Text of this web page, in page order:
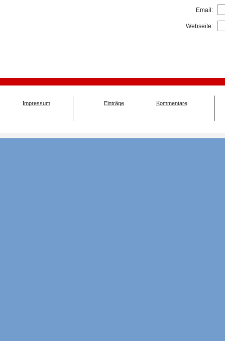
Email:
Webseite:
Impressum Einträge Kommentare